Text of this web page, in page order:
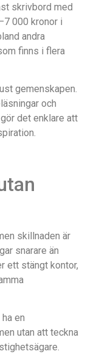
skrivbord med
000 kronor i
andra
finns i flera
gemenskapen.
och
det enklare att
skillnaden är
snarare än
ett stängt kontor,
en
utan att teckna